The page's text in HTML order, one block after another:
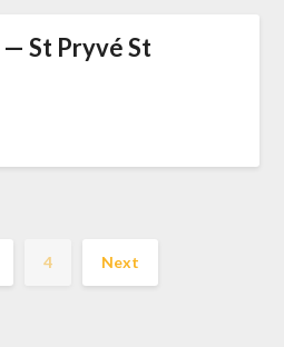
St Pryvé St
4 Next